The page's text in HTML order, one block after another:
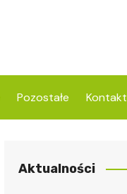
Pozostałe Kontakt
Aktualności